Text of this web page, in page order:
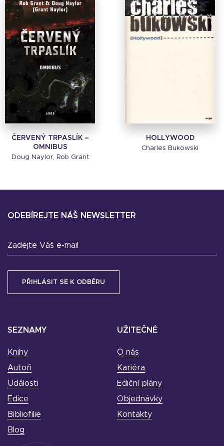
ČERVENÝ TRPASLÍK –
OMNIBUS
Doug Naylor, Rob Grant
HOLLYWOOD
Charles Bukowski
SEZNAMY
Knihy
Autoři
Události
Edice
Bibliofilie
Blog
UŽITEČNÉ
O nás
Kariéra
Ediční plány
Objednávky
Kontakty
ODEBÍREJTE NÁŠ NEWSLETTER
Zadejte Váš e-mail